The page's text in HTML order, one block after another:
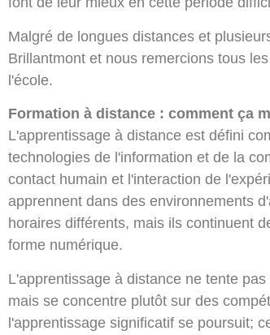
Malgré de longues distances et
Brillantmont et nous remercions tous
l'école.
Formation à distance : comment ça
L'apprentissage à distance est défini
technologies de l'information et de la
contact humain et l'interaction de
apprennent dans des environnements
horaires différents, mais ils continuent
forme numérique.
L'apprentissage à distance ne tente
mais se concentre plutôt sur des
l'apprentissage significatif se poursuit;